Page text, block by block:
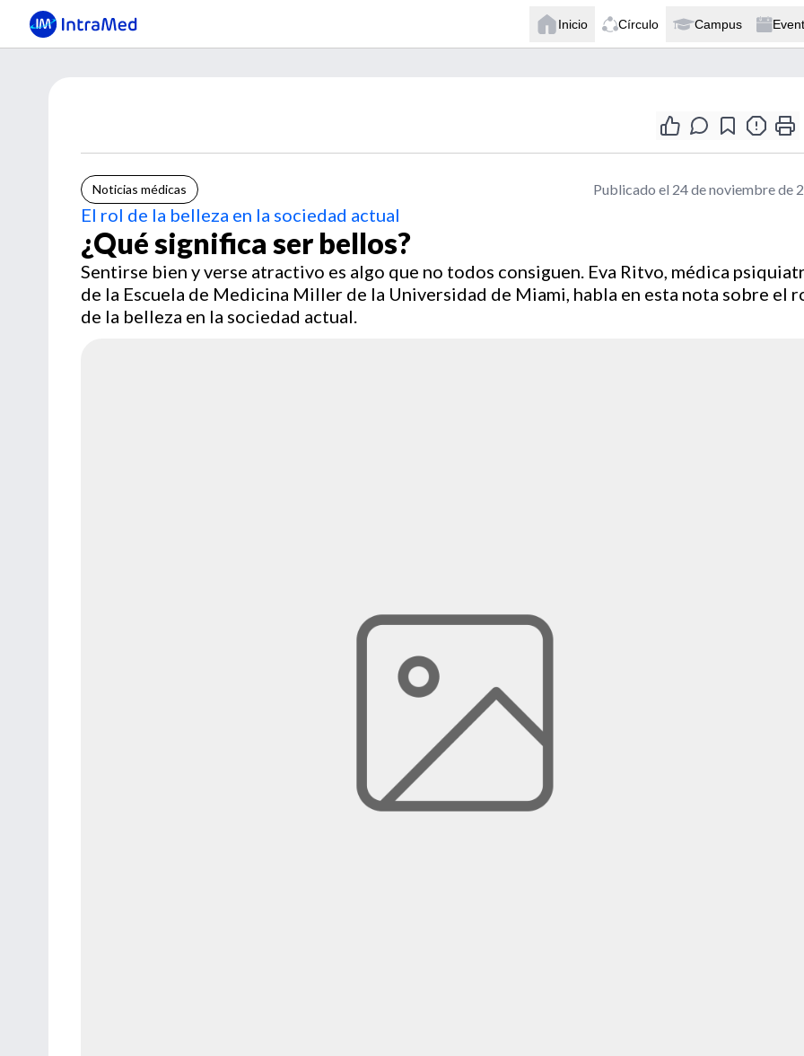
Inicio Círculo Campus
Noticias médicas Publicado el 24 de noviembre de
El rol de la belleza en la sociedad actual
¿Qué significa ser bellos?
Sentirse bien y verse atractivo es algo que no todos consiguen. Eva Ritvo, médica
de la Escuela de Medicina Miller de la Universidad de Miami, habla en esta nota sobre el
de la belleza en la sociedad actual.